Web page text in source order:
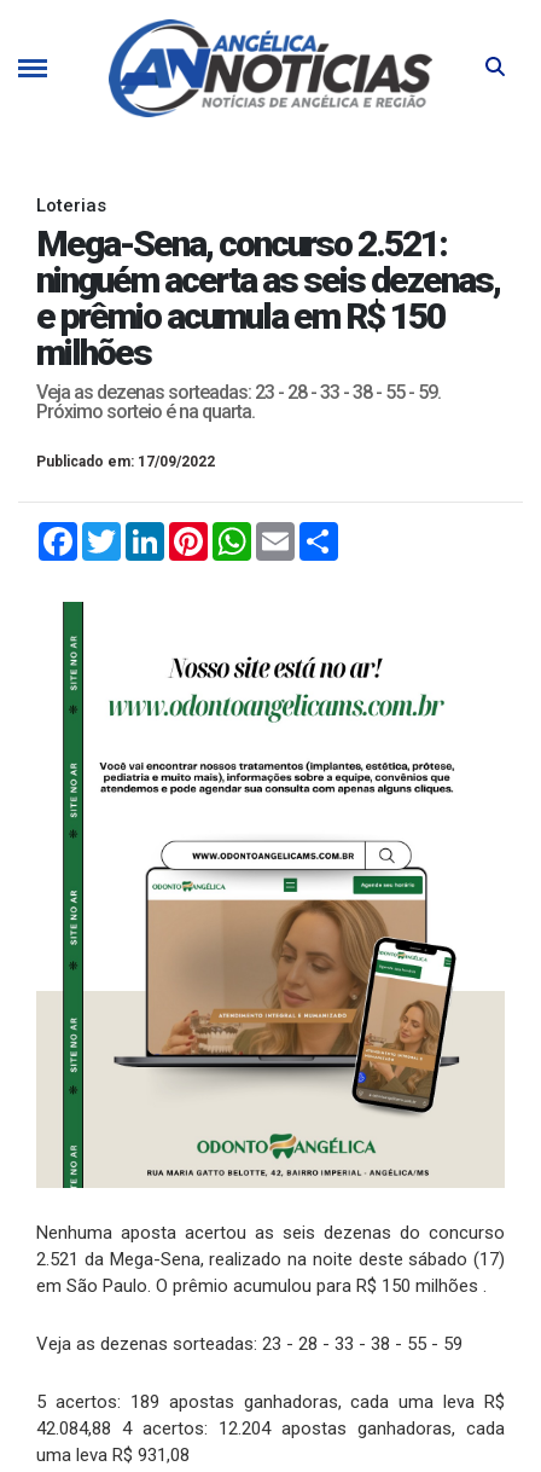
Loterias
Mega-Sena, concurso 2.521:
ninguém acerta as seis dezenas,
e prêmio acumula em R$ 150
milhões
Veja as dezenas sorteadas: 23 - 28 - 33 - 38 - 55 - 59.
Próximo sorteio é na quarta.
Publicado em: 17/09/2022
FacebookTwitterLinkedInPinterestWhatsApp
Email
Nenhuma aposta acertou as seis dezenas do concurso
2.521 da Mega-Sena, realizado na noite deste sábado (17)
em São Paulo. O prêmio acumulou para R$ 150 milhões .
Veja as dezenas sorteadas: 23 - 28 - 33 - 38 - 55 - 59
5 acertos: 189 apostas ganhadoras, cada uma leva R$
42.084,88 4 acertos: 12.204 apostas ganhadoras, cada
uma leva R$ 931,08